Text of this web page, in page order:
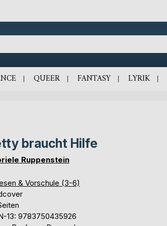
QUEER FANTASY LYRIK
braucht Hilfe
Ruppenstein
& Vorschule (3-6)
13: 9783750435926